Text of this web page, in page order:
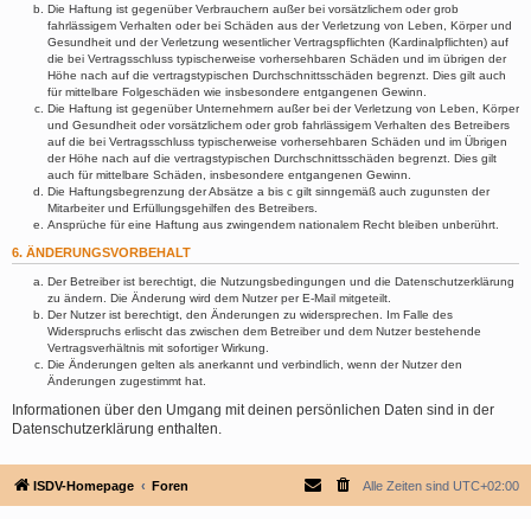
Die Haftung ist gegenüber Verbrauchern außer bei vorsätzlichem oder grob
fahrlässigem Verhalten oder bei Schäden aus der Verletzung von Leben, Körper und
Gesundheit und der Verletzung wesentlicher Vertragspflichten (Kardinalpflichten) auf
die bei Vertragsschluss typischerweise vorhersehbaren Schäden und im übrigen der
Höhe nach auf die vertragstypischen Durchschnittsschäden begrenzt. Dies gilt auch
für mittelbare Folgeschäden wie insbesondere entgangenen Gewinn.
Die Haftung ist gegenüber Unternehmern außer bei der Verletzung von Leben, Körper
und Gesundheit oder vorsätzlichem oder grob fahrlässigem Verhalten des Betreibers
auf die bei Vertragsschluss typischerweise vorhersehbaren Schäden und im Übrigen
der Höhe nach auf die vertragstypischen Durchschnittsschäden begrenzt. Dies gilt
auch für mittelbare Schäden, insbesondere entgangenen Gewinn.
Die Haftungsbegrenzung der Absätze a bis c gilt sinngemäß auch zugunsten der
Mitarbeiter und Erfüllungsgehilfen des Betreibers.
Ansprüche für eine Haftung aus zwingendem nationalem Recht bleiben unberührt.
6. ÄNDERUNGSVORBEHALT
Der Betreiber ist berechtigt, die Nutzungsbedingungen und die Datenschutzerklärung
zu ändern. Die Änderung wird dem Nutzer per E-Mail mitgeteilt.
Der Nutzer ist berechtigt, den Änderungen zu widersprechen. Im Falle des
Widerspruchs erlischt das zwischen dem Betreiber und dem Nutzer bestehende
Vertragsverhältnis mit sofortiger Wirkung.
Die Änderungen gelten als anerkannt und verbindlich, wenn der Nutzer den
Änderungen zugestimmt hat.
Informationen über den Umgang mit deinen persönlichen Daten sind in der
Datenschutzerklärung enthalten.
ISDV-Homepage Foren Alle Zeiten sind UTC+02:00